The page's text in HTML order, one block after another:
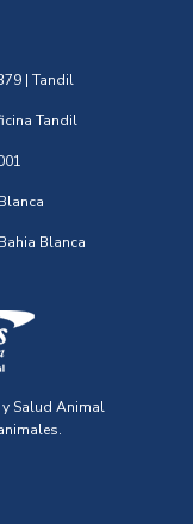
| Tandil
Tandil
Blanca
Salud Animal